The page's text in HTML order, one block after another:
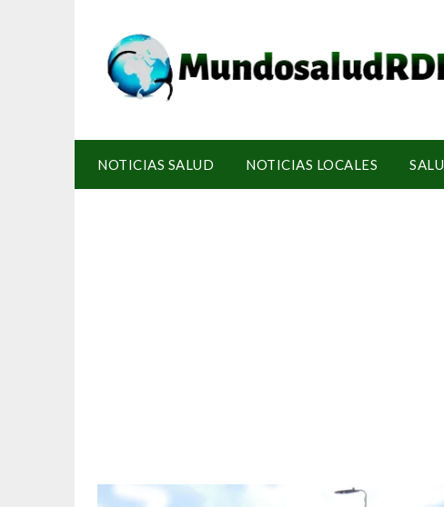
NOTICIAS SALUD NOTICIAS LOCALES